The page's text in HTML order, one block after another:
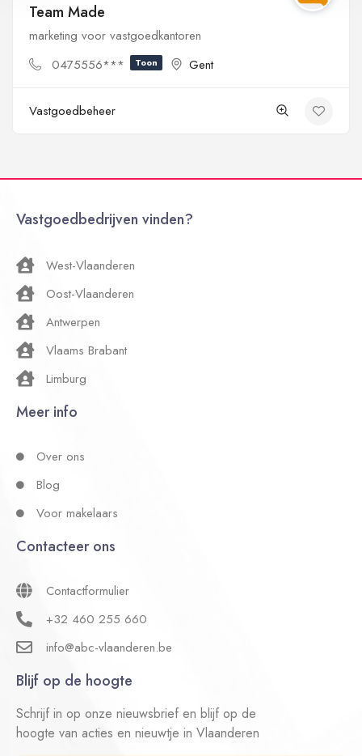
Team Made
marketing voor vastgoedkantoren
0475556***
Toon Gent
Vastgoedbeheer
Vastgoedbedrijven vinden?
West-Vlaanderen
Oost-Vlaanderen
Antwerpen
Vlaams Brabant
Limburg
Meer info
Over ons
Blog
Voor makelaars
Contacteer ons
Contactformulier
+32 460 255 660
info@abc-vlaanderen.be
Blijf op de hoogte
Schrijf in op onze nieuwsbrief en blijf op de
hoogte van acties en nieuwtje in Vlaanderen